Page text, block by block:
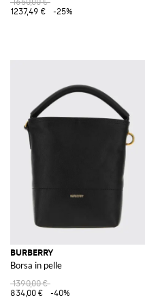
1650,00 €
1237,49 €
-25%
BURBERRY
Borsa in pelle
1390,00 €
834,00 €
-40%